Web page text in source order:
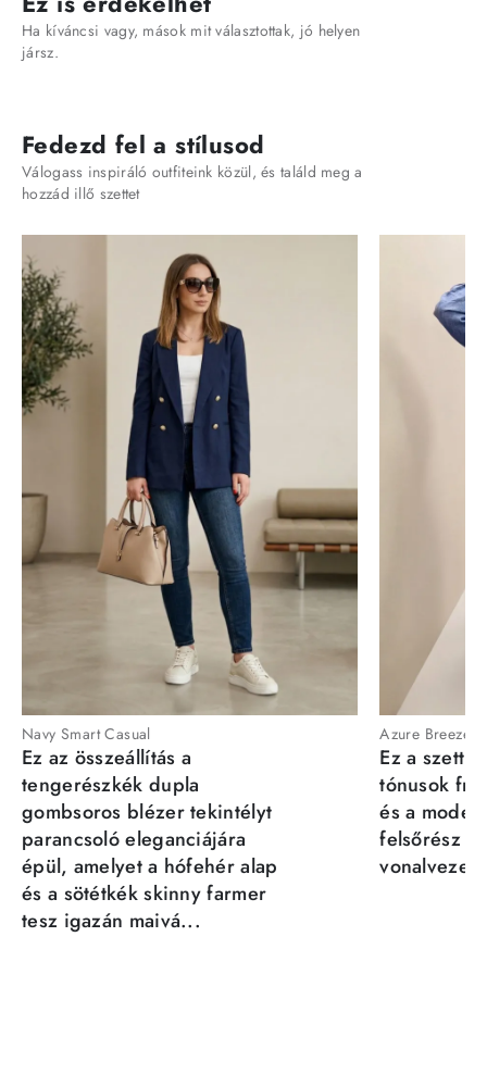
Ha kíváncsi vagy, mások mit választottak, jó helyen
jársz.
Fedezd fel a stílusod
Válogass inspiráló outfiteink közül, és találd meg a
hozzád illő szettet
Navy Smart Casual
Ez az összeállítás a
tengerészkék dupla
gombsoros blézer tekintélyt
parancsoló eleganciájára
épül, amelyet a hófehér alap
és a sötétkék skinny farmer
tesz igazán maivá...
Azure Breeze
Ez a szett
tónusok
és a
felsőrész